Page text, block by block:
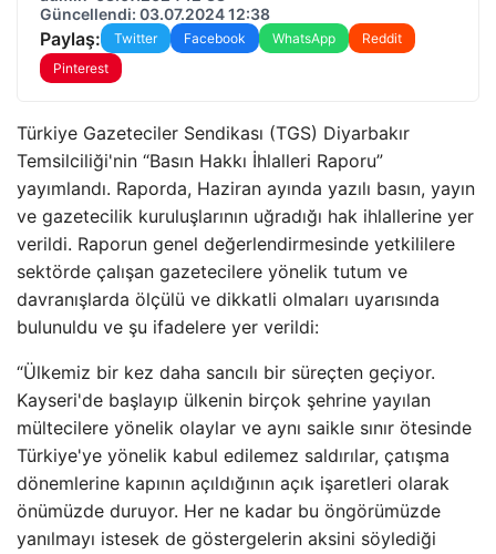
Güncellendi: 03.07.2024 12:38
Paylaş: Twitter Facebook WhatsApp
Reddit
Pinterest
Türkiye Gazeteciler Sendikası (TGS) Diyarbakır
Temsilciliği'nin “Basın Hakkı İhlalleri Raporu”
yayımlandı. Raporda, Haziran ayında yazılı basın, yayın
ve gazetecilik kuruluşlarının uğradığı hak ihlallerine yer
verildi. Raporun genel değerlendirmesinde yetkililere
sektörde çalışan gazetecilere yönelik tutum ve
davranışlarda ölçülü ve dikkatli olmaları uyarısında
bulunuldu ve şu ifadelere yer verildi:
“Ülkemiz bir kez daha sancılı bir süreçten geçiyor.
Kayseri'de başlayıp ülkenin birçok şehrine yayılan
mültecilere yönelik olaylar ve aynı saikle sınır ötesinde
Türkiye'ye yönelik kabul edilemez saldırılar, çatışma
dönemlerine kapının açıldığının açık işaretleri olarak
önümüzde duruyor. Her ne kadar bu öngörümüzde
yanılmayı istesek de göstergelerin aksini söylediği